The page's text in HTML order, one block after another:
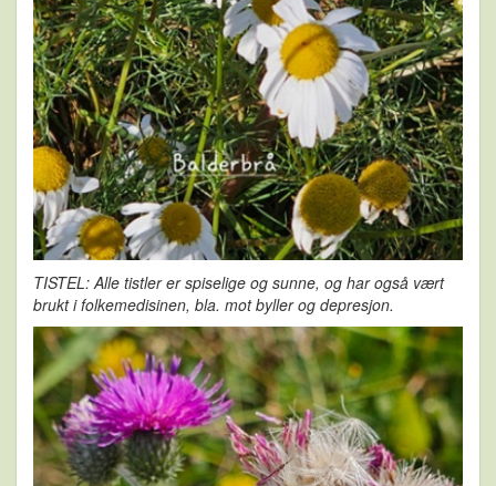
TISTEL: Alle tistler er spiselige og sunne, og har også vært
brukt i folkemedisinen, bla. mot byller og depresjon.